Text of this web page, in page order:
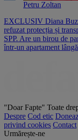
Petru Zoltan
EXCLUSIV Diana
refuzat protecția și
SPP. Are un birou de
într-un apartament
"Doar Fapte" Toate
Despre Cod etic
privind cookies Contact
Urmărește-ne